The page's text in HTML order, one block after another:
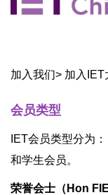
加入我们> 加入IET
会员类型
IET会员类型分为
和学生会员。
荣誉会士（Hon